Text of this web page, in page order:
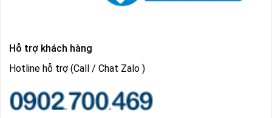
Hỗ trợ khách hàng
Hotline hỗ trợ (Call / Chat Zalo )